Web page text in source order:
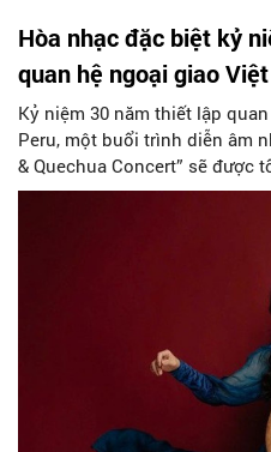
Hòa nhạc đặc biệt kỷ
quan hệ ngoại giao
Kỷ niệm 30 năm thiết lập
Peru, một buổi trình diễn âm
& Quechua Concert” sẽ được
vào ngày 23/10.